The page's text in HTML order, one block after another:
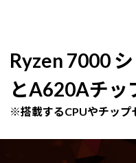
Ryzen 7000
とA620Aチッ
※搭載するCPUやチップ